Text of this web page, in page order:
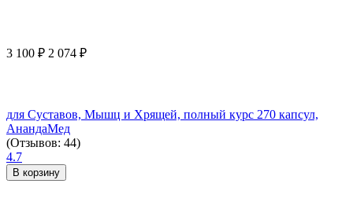
3 100 ₽ 2 074 ₽
для Суставов, Мышц и Хрящей, полный курс 270 капсул,
АнандаМед
(Отзывов: 44)
4.7
В корзину